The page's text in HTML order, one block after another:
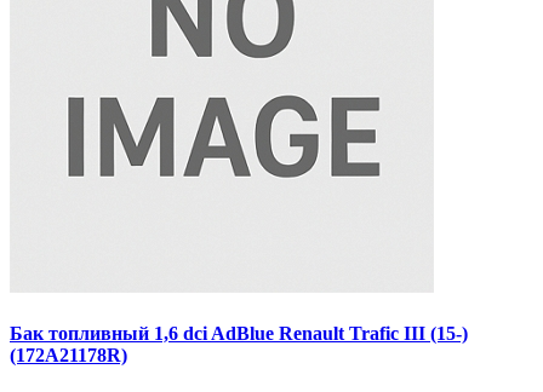
Бак топливный 1,6 dci AdBlue Renault Trafic III (15-)
(172A21178R)